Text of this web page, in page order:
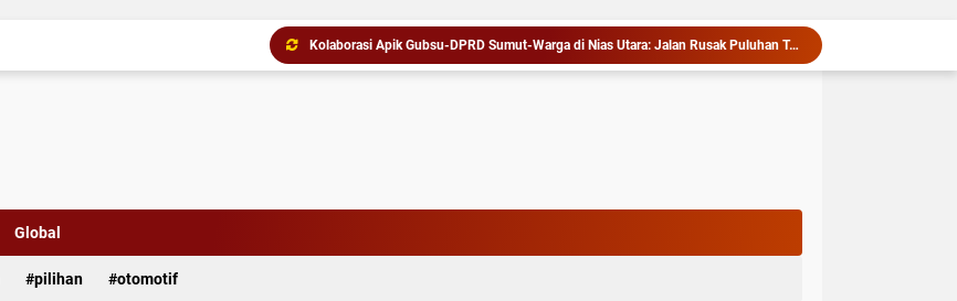
Perjuangan Pendidikan di Nias Utara, Gubernur Bobby Ubah Kelas Papan jadi Permanen
Timsus Anti Narkoba Polres Asahan Bongkar Jaringan Sabu, 63,67 Gram Disita
Dewan Usul BUMD Sumut Kelola Rumput Laut Nias Utara dari Hulu ke Hilir
Global
pilihan otomotif